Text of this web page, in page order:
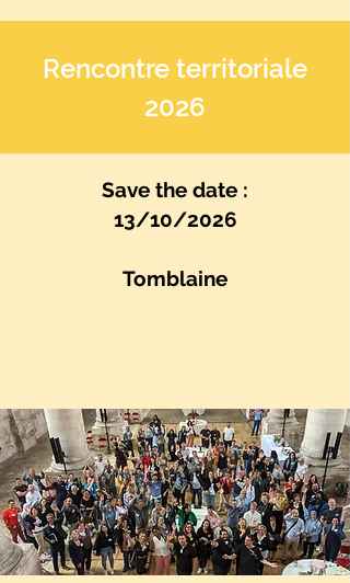
Rencontre territoriale
2026
Save the date :
13/10/2026
Tomblaine